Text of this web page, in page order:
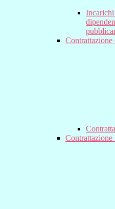
Contrattazione
Contrattazione